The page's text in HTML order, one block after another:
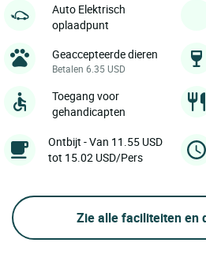
Auto Elektrisch
oplaadpunt
Geaccepteerde dieren
Betalen 6.35 USD
Toegang voor
gehandicapten
Ontbijt - Van 11.55 USD
tot 15.02 USD/Pers
Zie alle faciliteiten en